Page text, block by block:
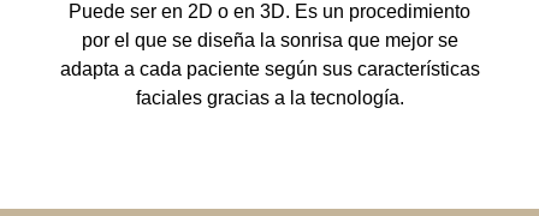
Puede ser en 2D o en 3D. Es un procedimiento
por el que se diseña la sonrisa que mejor se
adapta a cada paciente según sus características
faciales gracias a la tecnología.